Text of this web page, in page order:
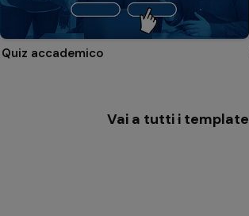
Quiz accademico
Vai a tutti i template